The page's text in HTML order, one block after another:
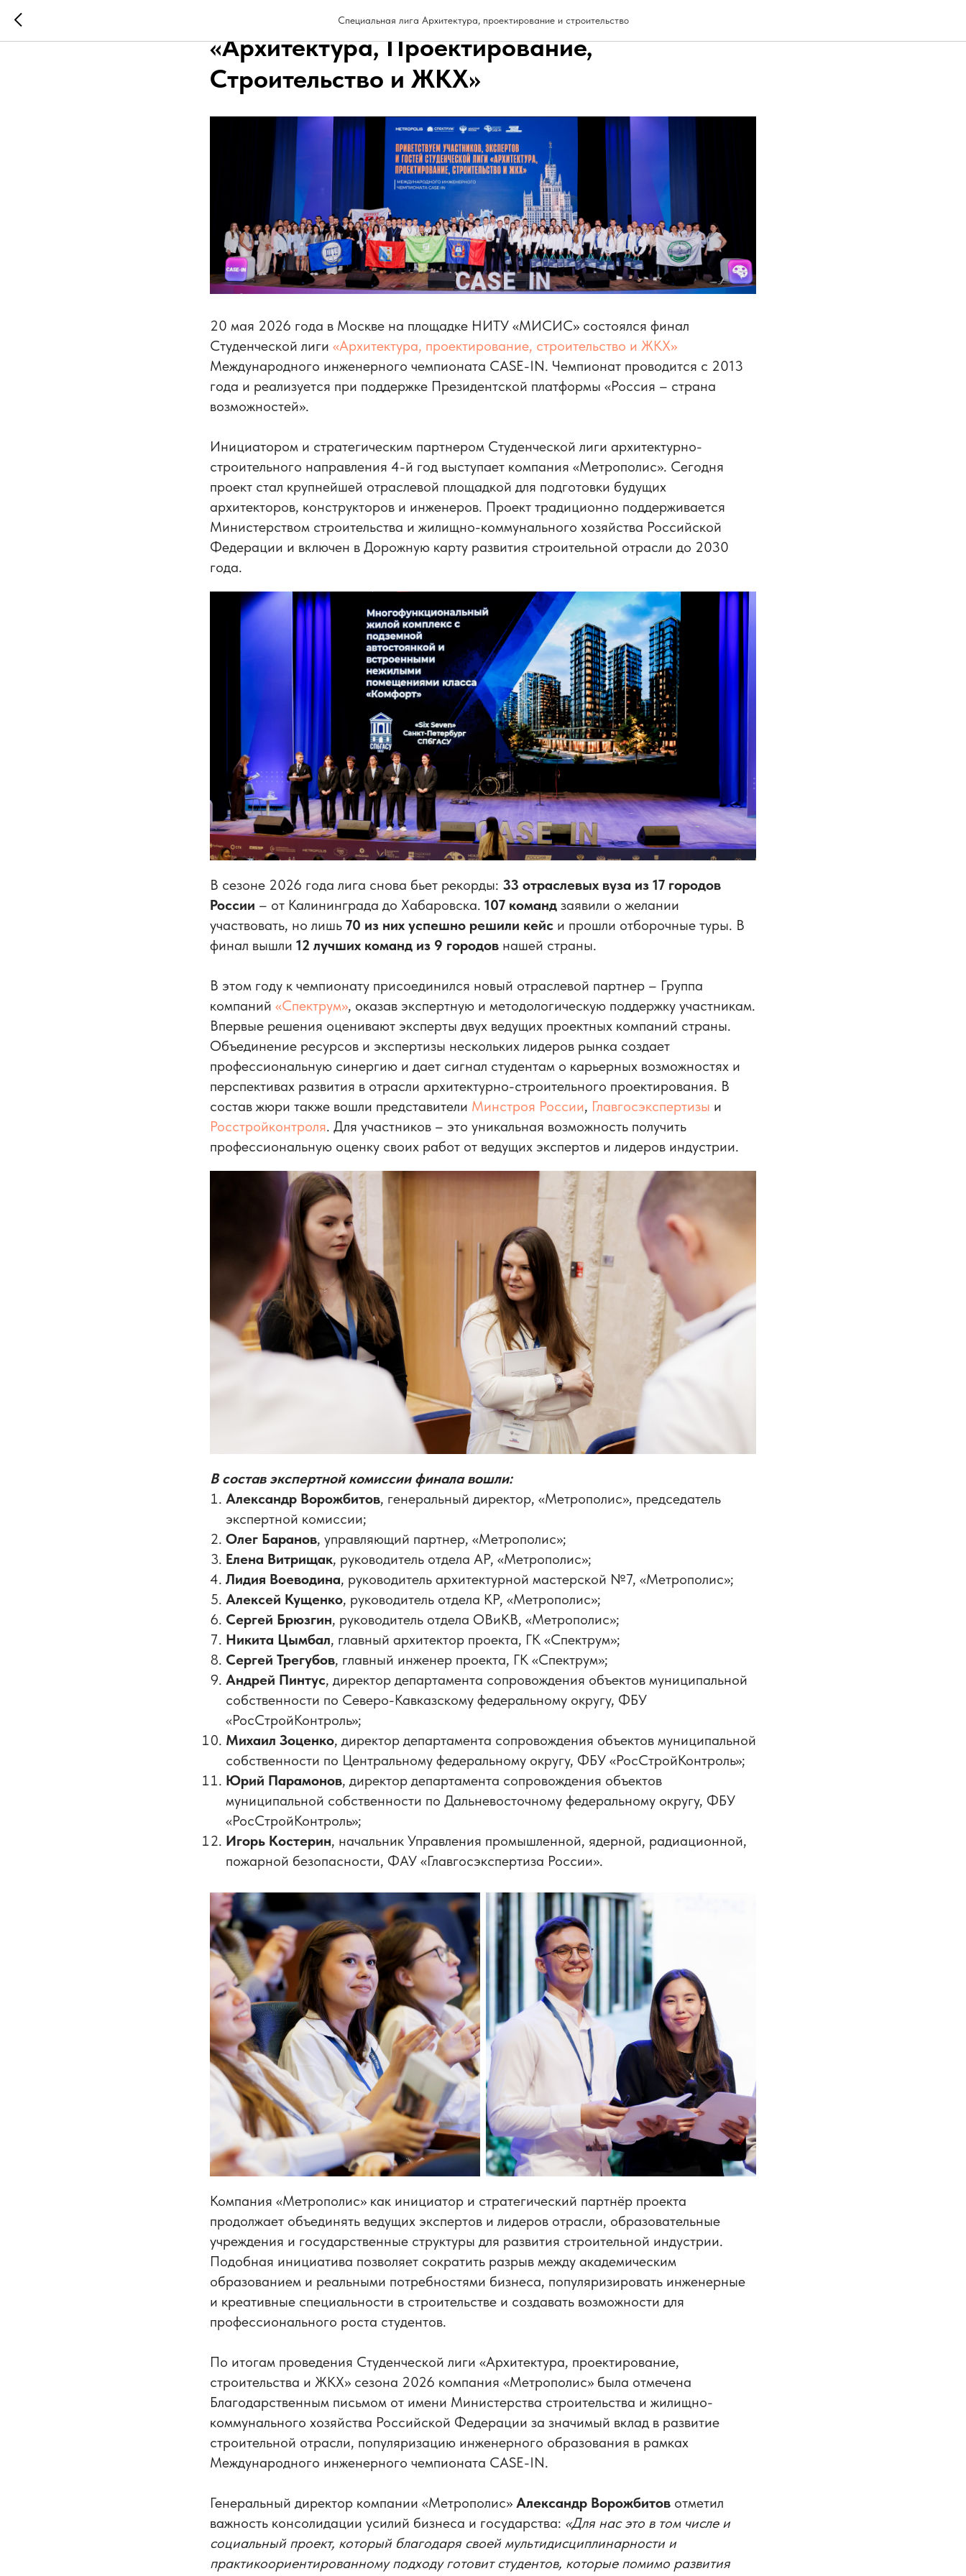
Специальная лига Архитектура, проектирование и строительство
Объявлены победители студенческой лиги
«Архитектура, Проектирование,
Строительство и ЖКХ»
20 мая 2026 года в Москве на площадке НИТУ «МИСИС» состоялся финал
Студенческой лиги «Архитектура, проектирование, строительство и ЖКХ»
Международного инженерного чемпионата CASE-IN. Чемпионат проводится с 2013
года и реализуется при поддержке Президентской платформы «Россия – страна
возможностей».
Инициатором и стратегическим партнером Студенческой лиги архитектурно-
строительного направления 4-й год выступает компания «Метрополис». Сегодня
проект стал крупнейшей отраслевой площадкой для подготовки будущих
архитекторов, конструкторов и инженеров. Проект традиционно поддерживается
Министерством строительства и жилищно-коммунального хозяйства Российской
Федерации и включен в Дорожную карту развития строительной отрасли до 2030
года.
В сезоне 2026 года лига снова бьет рекорды: 33 отраслевых вуза из 17 городов
России – от Калининграда до Хабаровска. 107 команд заявили о желании
участвовать, но лишь 70 из них успешно решили кейс и прошли отборочные туры. В
финал вышли 12 лучших команд из 9 городов нашей страны.
В этом году к чемпионату присоединился новый отраслевой партнер – Группа
компаний «Спектрум», оказав экспертную и методологическую поддержку участникам.
Впервые решения оценивают эксперты двух ведущих проектных компаний страны.
Объединение ресурсов и экспертизы нескольких лидеров рынка создает
профессиональную синергию и дает сигнал студентам о карьерных возможностях и
перспективах развития в отрасли архитектурно-строительного проектирования. В
состав жюри также вошли представители Минстроя России, Главгосэкспертизы и
Росстройконтроля. Для участников – это уникальная возможность получить
профессиональную оценку своих работ от ведущих экспертов и лидеров индустрии.
В состав экспертной комиссии финала вошли:
Александр Ворожбитов, генеральный директор, «Метрополис», председатель
экспертной комиссии;
Олег Баранов, управляющий партнер, «Метрополис»;
Елена Витрищак, руководитель отдела АР, «Метрополис»;
Лидия Воеводина, руководитель архитектурной мастерской №7, «Метрополис»;
Алексей Кущенко, руководитель отдела КР, «Метрополис»;
Сергей Брюзгин, руководитель отдела ОВиКВ, «Метрополис»;
Никита Цымбал, главный архитектор проекта, ГК «Спектрум»;
Сергей Трегубов, главный инженер проекта, ГК «Спектрум»;
Андрей Пинтус, директор департамента сопровождения объектов муниципальной
собственности по Северо-Кавказскому федеральному округу, ФБУ
«РосСтройКонтроль»;
Михаил Зоценко, директор департамента сопровождения объектов муниципальной
собственности по Центральному федеральному округу, ФБУ «РосСтройКонтроль»;
Юрий Парамонов, директор департамента сопровождения объектов
муниципальной собственности по Дальневосточному федеральному округу, ФБУ
«РосСтройКонтроль»;
Игорь Костерин, начальник Управления промышленной, ядерной, радиационной,
пожарной безопасности, ФАУ «Главгосэкспертиза России».
Компания «Метрополис» как инициатор и стратегический партнёр проекта
продолжает объединять ведущих экспертов и лидеров отрасли, образовательные
учреждения и государственные структуры для развития строительной индустрии.
Подобная инициатива позволяет сократить разрыв между академическим
образованием и реальными потребностями бизнеса, популяризировать инженерные
и креативные специальности в строительстве и создавать возможности для
профессионального роста студентов.
По итогам проведения Студенческой лиги «Архитектура, проектирование,
строительства и ЖКХ» сезона 2026 компания «Метрополис» была отмечена
Благодарственным письмом от имени Министерства строительства и жилищно-
коммунального хозяйства Российской Федерации за значимый вклад в развитие
строительной отрасли, популяризацию инженерного образования в рамках
Международного инженерного чемпионата CASE-IN.
Генеральный директор компании «Метрополис» Александр Ворожбитов отметил
важность консолидации усилий бизнеса и государства: «Для нас это в том числе и
социальный проект, который благодаря своей мультидисциплинарности и
практикоориентированному подходу готовит студентов, которые помимо развития